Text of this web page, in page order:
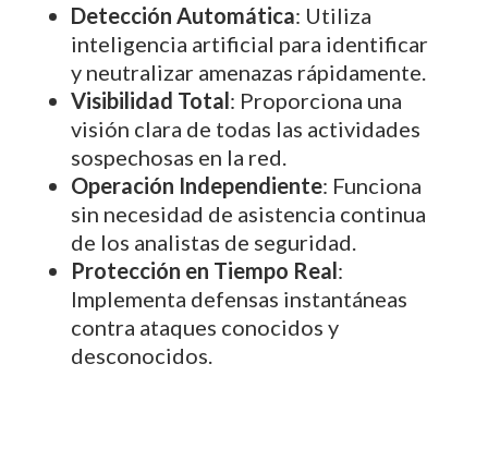
Detección Automática: Utiliza
inteligencia artificial para identificar
y neutralizar amenazas rápidamente.
Visibilidad Total: Proporciona una
visión clara de todas las actividades
sospechosas en la red.
Operación Independiente: Funciona
sin necesidad de asistencia continua
de los analistas de seguridad.
Protección en Tiempo Real:
Implementa defensas instantáneas
contra ataques conocidos y
desconocidos.